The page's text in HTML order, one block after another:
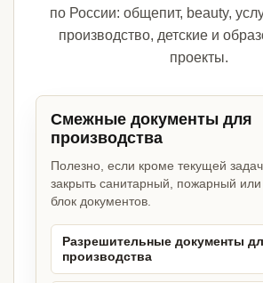
по России: общепит, beauty,
производство, детские и
проекты.
Смежные документы для
производства
Полезно, если кроме текущей
закрыть санитарный, пожарный или
блок документов.
Разрешительные документы
производства